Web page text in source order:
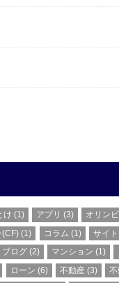
け (1) アプリ (3) オリン
(CF) (1) コラム (1) サイト
ブログ(2) マンション (1)
ローン (6) 不動産(3) 不